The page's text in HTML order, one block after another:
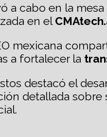
a cabo en la
en el
mexicana
a fortalecer la
destacó el
detallada